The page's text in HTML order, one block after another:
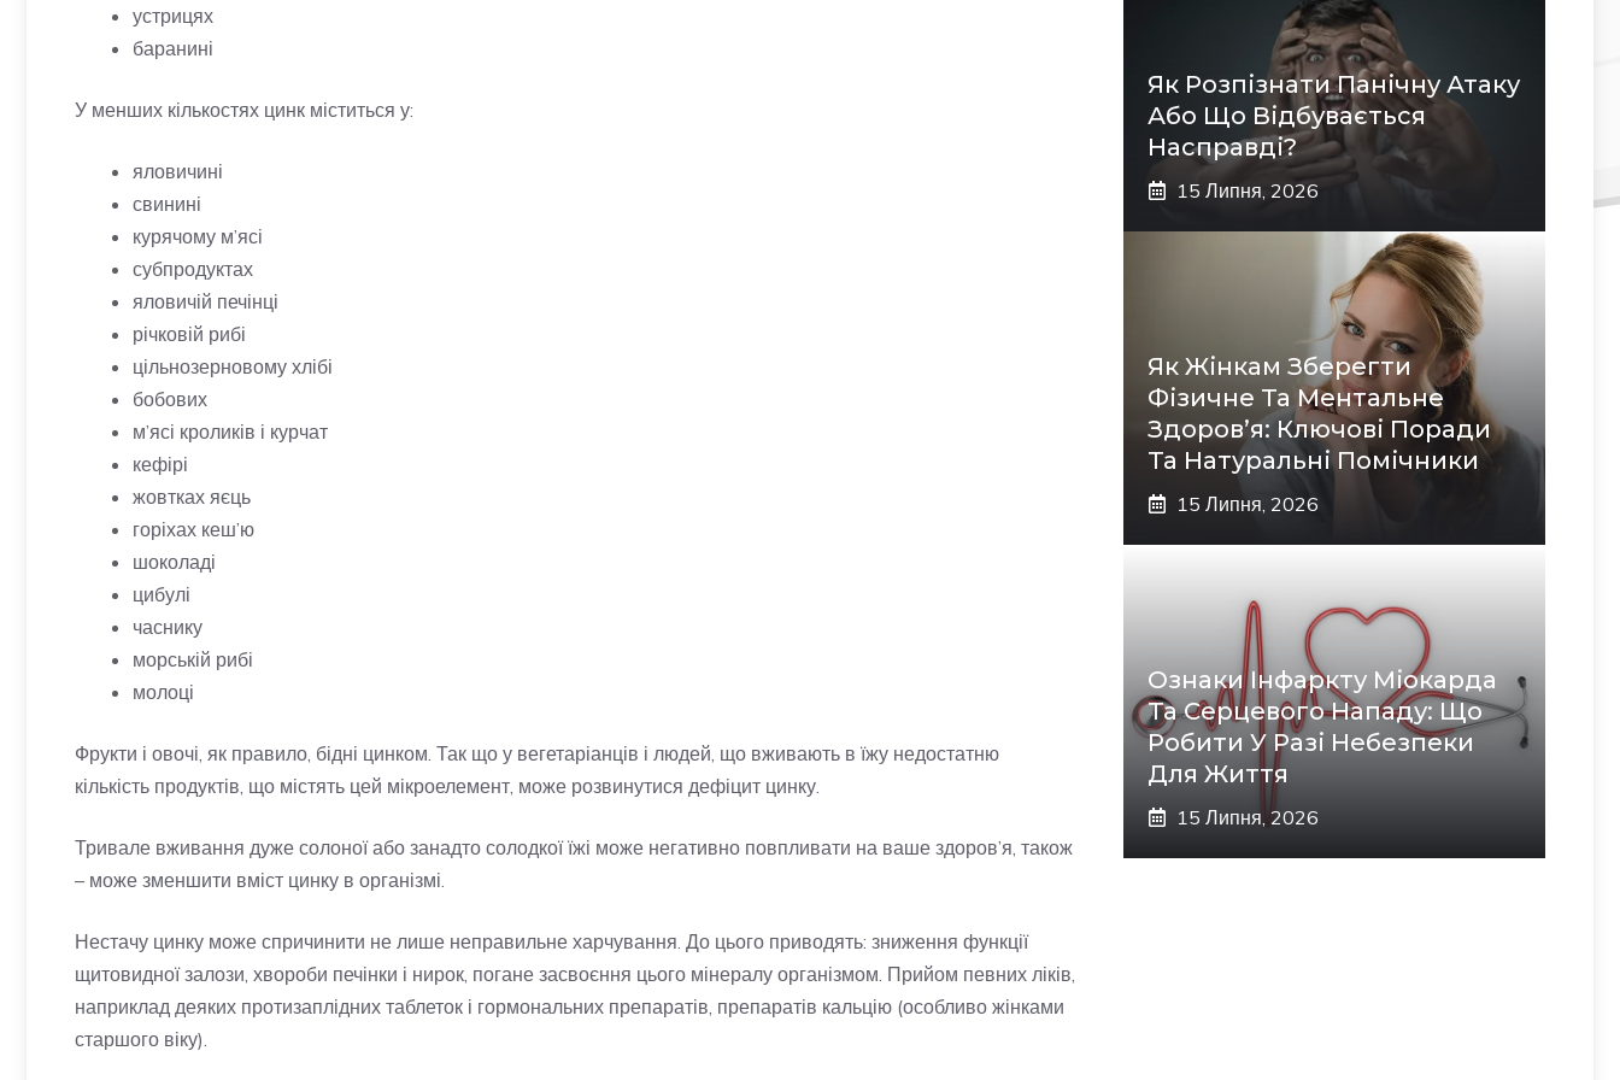
устрицях
баранині
У менших кількостях цинк міститься у:
яловичині
свинині
курячому м’ясі
субпродуктах
яловичій печінці
річковій рибі
цільнозерновому хлібі
бобових
м’ясі кроликів і курчат
кефірі
жовтках яєць
горіхах кеш’ю
шоколаді
цибулі
часнику
морській рибі
молоці
Фрукти і овочі, як правило, бідні цинком. Так що у вегетаріанців і людей, що вживають в їжу недостатню
кількість продуктів, що містять цей мікроелемент, може розвинутися дефіцит цинку.
Тривале вживання дуже солоної або занадто солодкої їжі може негативно повпливати на ваше здоров’я, також
– може зменшити вміст цинку в організмі.
Нестачу цинку може спричинити не лише неправильне харчування. До цього приводять: зниження функції
щитовидної залози, хвороби печінки і нирок, погане засвоєння цього мінералу організмом. Прийом певних ліків,
наприклад деяких протизаплідних таблеток і гормональних препаратів, препаратів кальцію (особливо жінками
старшого віку).
Як Розпізнати Панічну Атаку
Або Що Відбувається
Насправді?
15 Липня, 2026
Як Жінкам Зберегти
Фізичне Та Ментальне
Здоров’я: Ключові Поради
Та Натуральні Помічники
15 Липня, 2026
Ознаки Інфаркту Міокарда
Та Серцевого Нападу: Що
Робити У Разі Небезпеки
Для Життя
15 Липня, 2026